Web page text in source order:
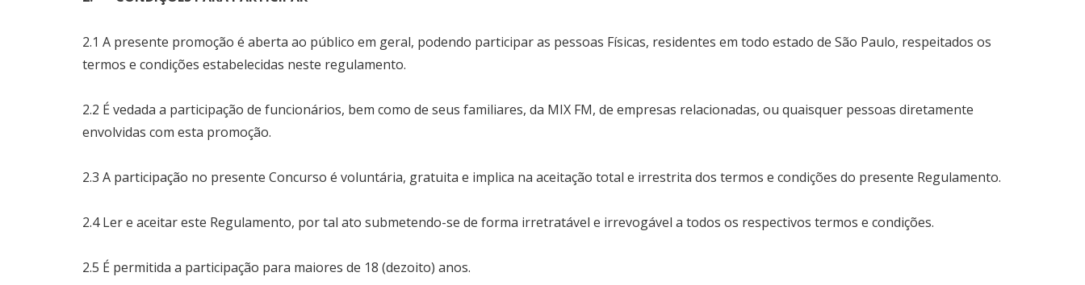
2.1 A presente promoção é aberta ao público em geral, podendo participar as pessoas Físicas, residentes em todo estado de São Paulo, respeitados os
termos e condições estabelecidas neste regulamento.
2.2 É vedada a participação de funcionários, bem como de seus familiares, da MIX FM, de empresas relacionadas, ou quaisquer pessoas diretamente
envolvidas com esta promoção.
2.3 A participação no presente Concurso é voluntária, gratuita e implica na aceitação total e irrestrita dos termos e condições do presente Regulamento.
2.4 Ler e aceitar este Regulamento, por tal ato submetendo-se de forma irretratável e irrevogável a todos os respectivos termos e condições.
2.5 É permitida a participação para maiores de 18 (dezoito) anos.